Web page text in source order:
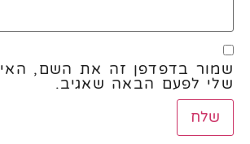
שמור בדפדפן זה את השם,
שלי לפעם הבאה שאגיב.